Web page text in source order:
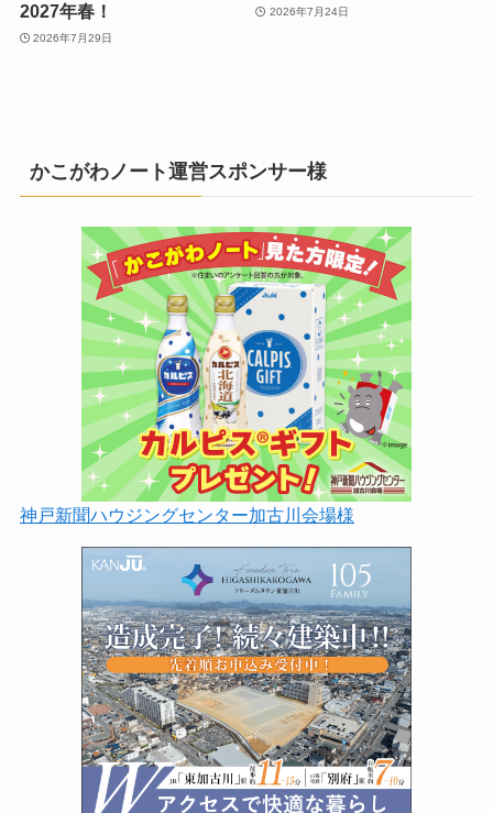
2027年春！
2026年7月29日
2026年7月24日
かこがわノート運営スポンサー様
神戸新聞ハウジングセンター加古川会場様